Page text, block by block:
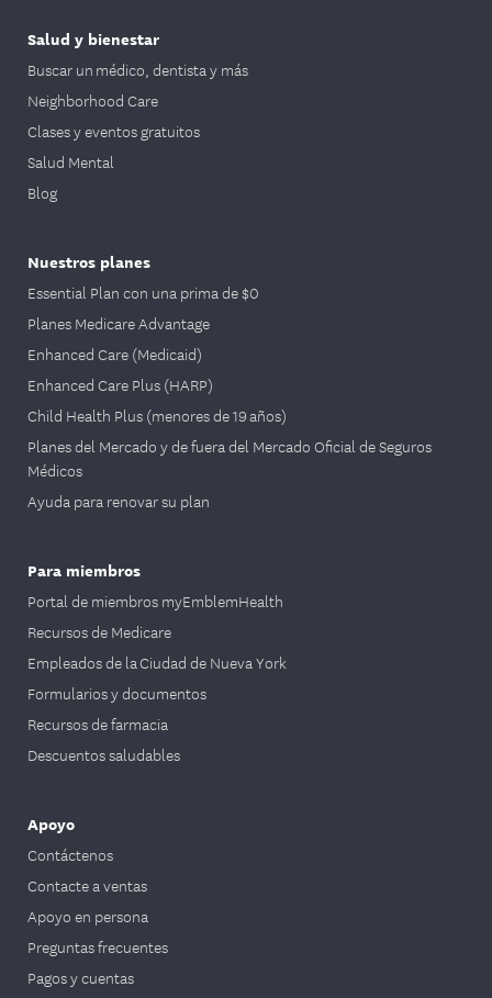
Salud y bienestar
Buscar un médico, dentista y más
Neighborhood Care
Clases y eventos gratuitos
Salud Mental
Blog
Nuestros planes
Essential Plan con una prima de $0
Planes Medicare Advantage
Enhanced Care (Medicaid)
Enhanced Care Plus (HARP)
Child Health Plus (menores de 19 años)
Planes del Mercado y de fuera del Mercado Oficial de Seguros
Médicos
Ayuda para renovar su plan
Para miembros
Portal de miembros myEmblemHealth
Recursos de Medicare
Empleados de la Ciudad de Nueva York
Formularios y documentos
Recursos de farmacia
Descuentos saludables
Apoyo
Contáctenos
Contacte a ventas
Apoyo en persona
Preguntas frecuentes
Pagos y cuentas